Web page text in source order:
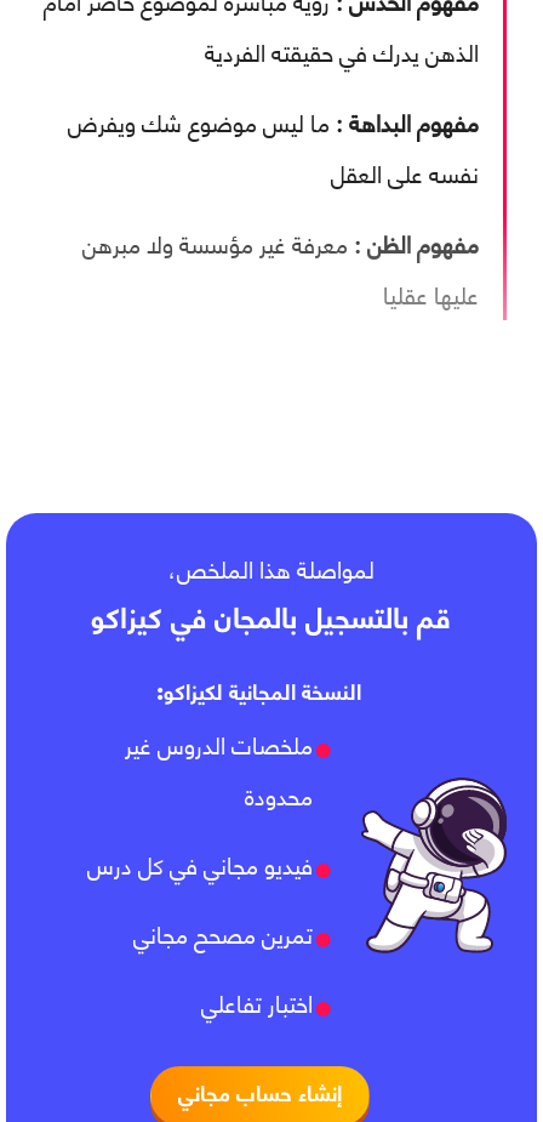
الذهن يدرك في حقيقته الفردية
مفهوم البداهة : ما ليس موضوع شك ويفرض
نفسه على العقل
مفهوم الظن : معرفة غير مؤسسة ولا مبرهن
عليها عقليا
لمواصلة هذا الملخص،
قم بالتسجيل بالمجان في كيزاكو
النسخة المجانية لكيزاكو:
ملخصات الدروس غير
محدودة
فيديو مجاني في كل درس
تمرين مصحح مجاني
اختبار تفاعلي
إنشاء حساب مجاني